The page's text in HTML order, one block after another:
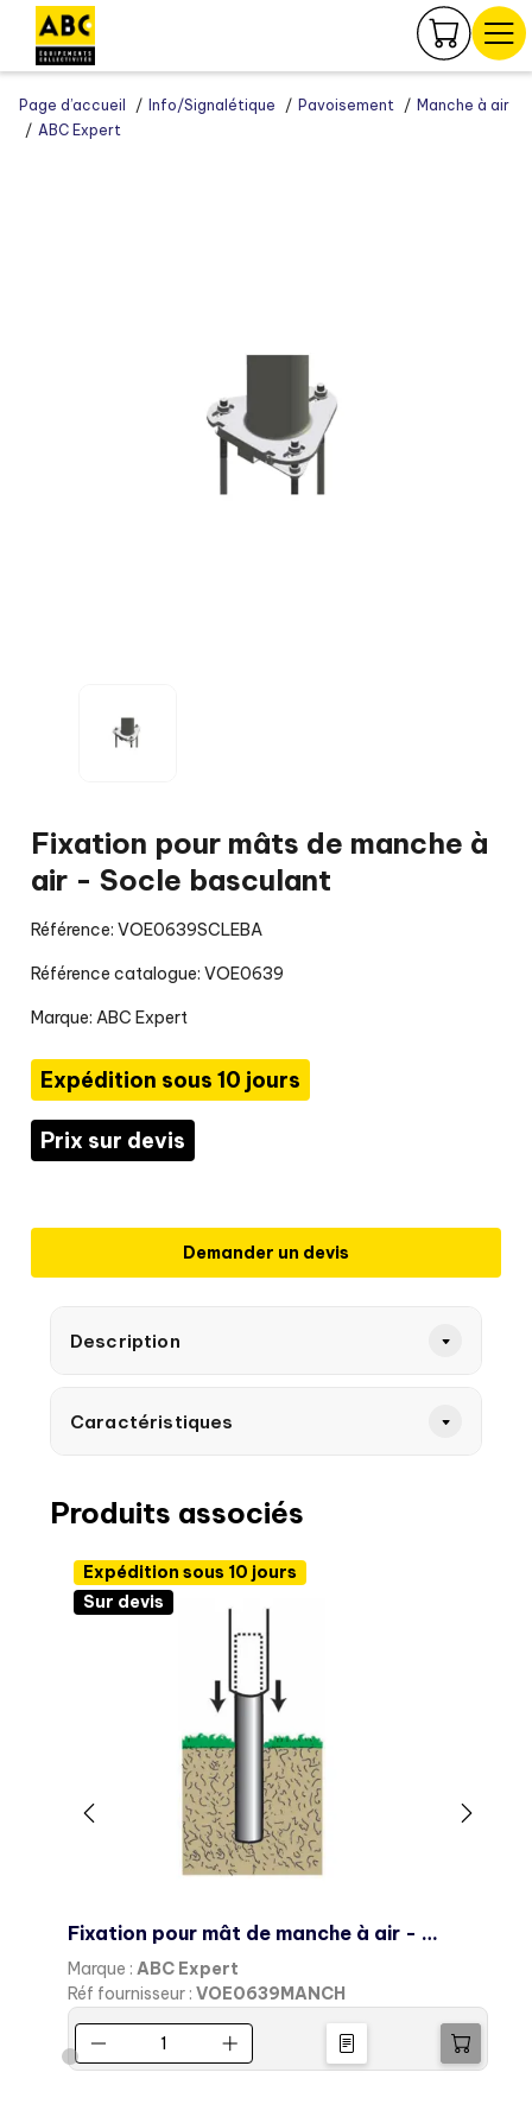
Page d’accueil Info/Signalétique Pavoisement
Manche à air
ABC Expert
Fixation pour mâts de manche à
air - Socle basculant
Référence: VOE0639SCLEBA
Référence catalogue: VOE0639
Marque: ABC Expert
Expédition sous 10 jours
Prix sur devis
Demander un devis
Description
Caractéristiques
Produits associés
Expédition sous 10 jours
Sur devis
Fixation pour mât de manche à air - Manchon
Marque : ABC Expert
Réf fournisseur : VOE0639MANCH
Panneau de gestion des cookies